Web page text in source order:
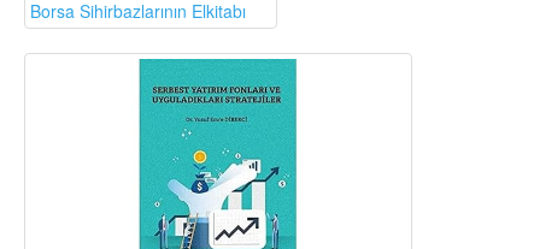
Borsa Sihirbazlarının Elkitabı